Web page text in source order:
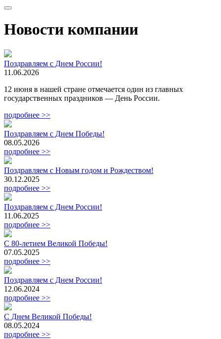
Новости компании
Поздравляем с Днем России!
11.06.2026
12 июня в нашей стране отмечается один из главных
государственных праздников — День России.
подробнее >>
Поздравляем с Днем Победы!
08.05.2026
подробнее >>
Поздравляем с Новым годом и Рождеством!
30.12.2025
подробнее >>
Поздравляем с Днем России!
11.06.2025
подробнее >>
С 80-летием Великой Победы!
07.05.2025
подробнее >>
Поздравляем с Днем России!
12.06.2024
подробнее >>
С Днем Великой Победы!
08.05.2024
подробнее >>